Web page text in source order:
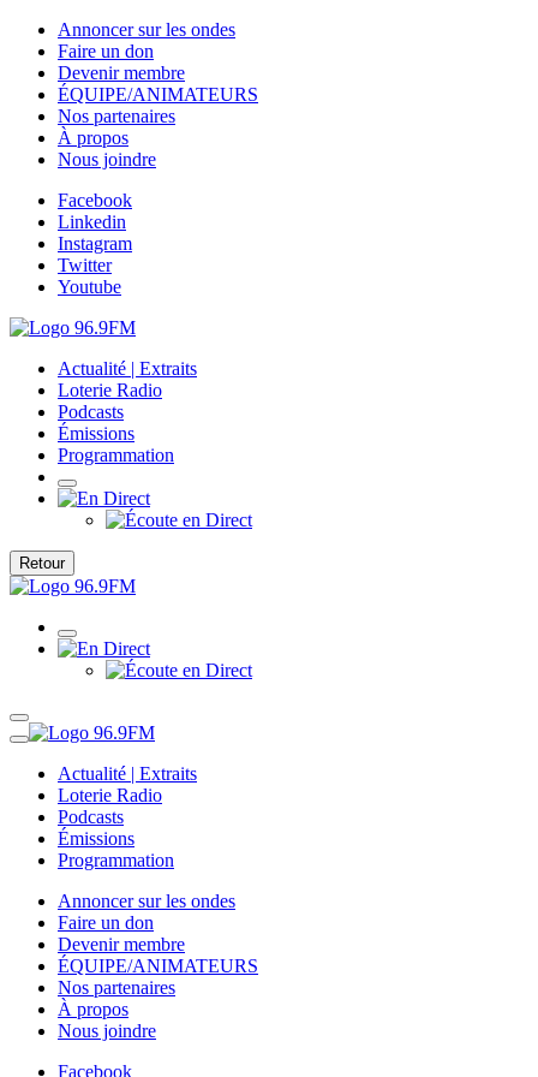
Annoncer sur les ondes
Faire un don
Devenir membre
ÉQUIPE/ANIMATEURS
Nos partenaires
À propos
Nous joindre
Facebook
Linkedin
Instagram
Twitter
Youtube
Actualité | Extraits
Loterie Radio
Podcasts
Émissions
Programmation
Retour
Actualité | Extraits
Loterie Radio
Podcasts
Émissions
Programmation
Annoncer sur les ondes
Faire un don
Devenir membre
ÉQUIPE/ANIMATEURS
Nos partenaires
À propos
Nous joindre
Facebook